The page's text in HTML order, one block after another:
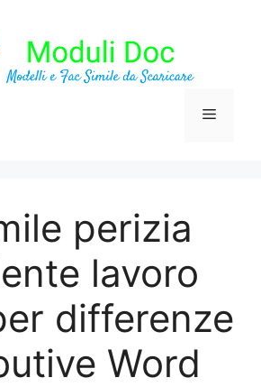
Menu
perizia
lavoro
differenze
Word